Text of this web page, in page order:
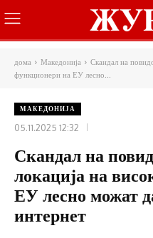
дома Македонија
Скандал на
функционери на ЕУ лесно...
МАКЕДОНИЈА
05.11.2025 12:32
Скандал на
локација на
ЕУ лесно можат
интернет